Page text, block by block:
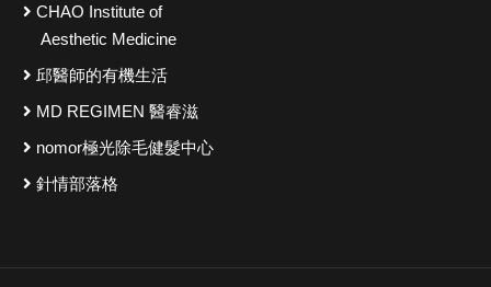
CHAO Institute of
Aesthetic Medicine
邱醫師的有機生活
MD REGIMEN 醫睿滋
nomor極光除毛健髮中心
針情部落格